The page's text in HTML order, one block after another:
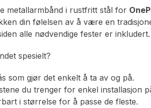
metallarmbånd i rustfritt stål for
din følelsen av å være en
alle nødvendige fester er inkludert.
spesielt?
som gjør det enkelt å ta av og på.
du trenger for enkel installasjon
i størrelse for å passe de fleste.